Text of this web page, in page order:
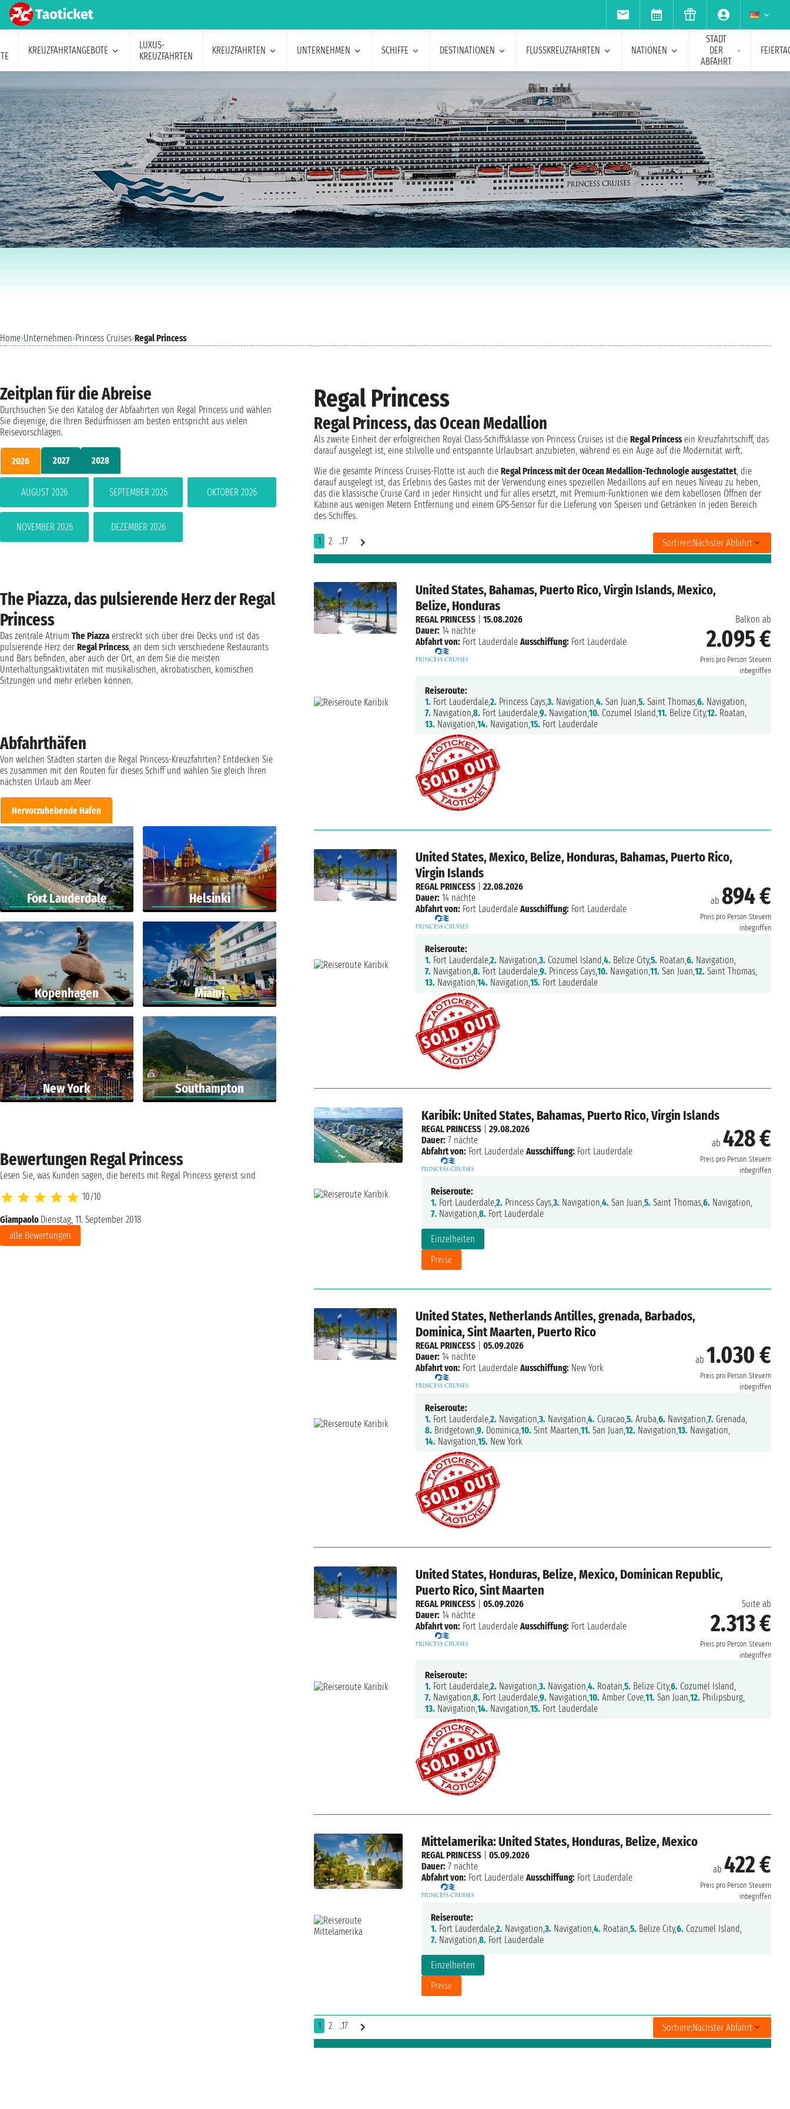
KREUZFAHRTANGEBOTE
LUXUS-
KREUZFAHRTEN
KREUZFAHRTEN UNTERNEHMEN SCHIFFE DESTINATIONEN FLUSSKREUZFAHRTEN NATIONEN
STADT
DER
ABFAHRT
Home›Unternehmen›Princess Cruises›Regal Princess
Regal Princess
Regal Princess, das Ocean Medallion
Als zweite Einheit der erfolgreichen Royal Class-Schiffsklasse von Princess Cruises ist dieRegal Princessein Kreuzfahrtschiff, das
darauf ausgelegt ist, eine stilvolle und entspannte Urlaubsart anzubieten, während es ein Auge auf die Modernität wirft.
Wie die gesamte Princess Cruises-Flotte ist auch dieRegal Princess mit der Ocean Medallion-Technologie ausgestattet, die
darauf ausgelegt ist, das Erlebnis des Gastes mit der Verwendung eines speziellen Medaillons auf ein neues Niveau zu heben,
das die klassische Cruise Card in jeder Hinsicht und für alles ersetzt, mit Premium-Funktionen wie dem kabellosen Öffnen der
Kabine aus wenigen Metern Entfernung und einem GPS-Sensor für die Lieferung von Speisen und Getränken in jeden Bereich
des Schiffes.
1 2 ..17 Sortiere:Nächster Abfahrt
United States, Bahamas, Puerto Rico, Virgin Islands, Mexico,
Belize, Honduras
Balkon ab
2.095 €
Preis pro Person Steuern
inbegriffen
REGAL PRINCESS |15.08.2026
Dauer: 14 nächte
Abfahrt von: Fort Lauderdale Ausschiffung: Fort Lauderdale
Reiseroute:
1. Fort Lauderdale,2. Princess Cays,3. Navigation,4. San Juan,5. Saint Thomas,6. Navigation,
7. Navigation,8. Fort Lauderdale,9. Navigation,10. Cozumel Island,11. Belize City,12. Roatan,
13. Navigation,14. Navigation,15. Fort Lauderdale
United States, Mexico, Belize, Honduras, Bahamas, Puerto Rico,
Virgin Islands
ab 894 €
Preis pro Person Steuern
inbegriffen
REGAL PRINCESS |22.08.2026
Dauer: 14 nächte
Abfahrt von: Fort Lauderdale Ausschiffung: Fort Lauderdale
Reiseroute:
1. Fort Lauderdale,2. Navigation,3. Cozumel Island,4. Belize City,5. Roatan,6. Navigation,
7. Navigation,8. Fort Lauderdale,9. Princess Cays,10. Navigation,11. San Juan,12. Saint Thomas,
13. Navigation,14. Navigation,15. Fort Lauderdale
Karibik: United States, Bahamas, Puerto Rico, Virgin Islands
ab 428 €
Preis pro Person Steuern
inbegriffen
Einzelheiten
Preise
REGAL PRINCESS |29.08.2026
Dauer: 7 nächte
Abfahrt von: Fort Lauderdale Ausschiffung: Fort Lauderdale
Reiseroute:
1. Fort Lauderdale,2. Princess Cays,3. Navigation,4. San Juan,5. Saint Thomas,6. Navigation,
7. Navigation,8. Fort Lauderdale
United States, Netherlands Antilles, grenada, Barbados,
Dominica, Sint Maarten, Puerto Rico
ab 1.030 €
Preis pro Person Steuern
inbegriffen
REGAL PRINCESS |05.09.2026
Dauer: 14 nächte
Abfahrt von: Fort Lauderdale Ausschiffung: New York
Reiseroute:
1. Fort Lauderdale,2. Navigation,3. Navigation,4. Curacao,5. Aruba,6. Navigation,7. Grenada,
8. Bridgetown,9. Dominica,10. Sint Maarten,11. San Juan,12. Navigation,13. Navigation,
14. Navigation,15. New York
United States, Honduras, Belize, Mexico, Dominican Republic,
Puerto Rico, Sint Maarten
Suite ab
2.313 €
Preis pro Person Steuern
inbegriffen
REGAL PRINCESS |05.09.2026
Dauer: 14 nächte
Abfahrt von: Fort Lauderdale Ausschiffung: Fort Lauderdale
Reiseroute:
1. Fort Lauderdale,2. Navigation,3. Navigation,4. Roatan,5. Belize City,6. Cozumel Island,
7. Navigation,8. Fort Lauderdale,9. Navigation,10. Amber Cove,11. San Juan,12. Philipsburg,
13. Navigation,14. Navigation,15. Fort Lauderdale
Mittelamerika: United States, Honduras, Belize, Mexico
ab 422 €
Preis pro Person Steuern
inbegriffen
Einzelheiten
Preise
REGAL PRINCESS |05.09.2026
Dauer: 7 nächte
Abfahrt von: Fort Lauderdale Ausschiffung: Fort Lauderdale
Reiseroute:
1. Fort Lauderdale,2. Navigation,3. Navigation,4. Roatan,5. Belize City,6. Cozumel Island,
7. Navigation,8. Fort Lauderdale
1 2 ..17 Sortiere:Nächster Abfahrt
Zeitplan für die Abreise
Durchsuchen Sie den Katalog der Abfaahrten von Regal Princess und wählen
Sie diejenige, die Ihren Bedürfnissen am besten entspricht aus vielen
Reisevorschlägen.
2026 2027 2028
AUGUST 2026 SEPTEMBER 2026 OKTOBER 2026
NOVEMBER 2026 DEZEMBER 2026
Abfahrthäfen
Von welchen Städten starten die Regal Princess-Kreuzfahrten? Entdecken Sie
es zusammen mit den Routen für dieses Schiff und wählen Sie gleich Ihren
nächsten Urlaub am Meer
Hervorzuhebende Hafen
Fort Lauderdale Helsinki
Kopenhagen Miami
New York Southampton
The Piazza, das pulsierende Herz der Regal
Princess
Das zentrale Atrium The Piazza erstreckt sich über drei Decks und ist das
pulsierende Herz der Regal Princess, an dem sich verschiedene Restaurants
und Bars befinden, aber auch der Ort, an dem Sie die meisten
Unterhaltungsaktivitäten mit musikalischen, akrobatischen, komischen
Sitzungen und mehr erleben können.
Bewertungen Regal Princess
Lesen Sie, was Kunden sagen, die bereits mit Regal Princess gereist sind
10/10
Giampaolo Dienstag, 11. September 2018
alle Bewertungen